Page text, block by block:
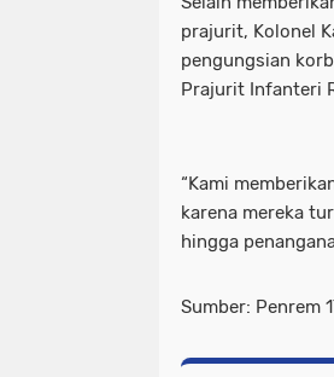
prajurit, Kolonel
pengungsian
Prajurit Infanteri
“Kami
karena mereka
hingga
Sumber: Penrem